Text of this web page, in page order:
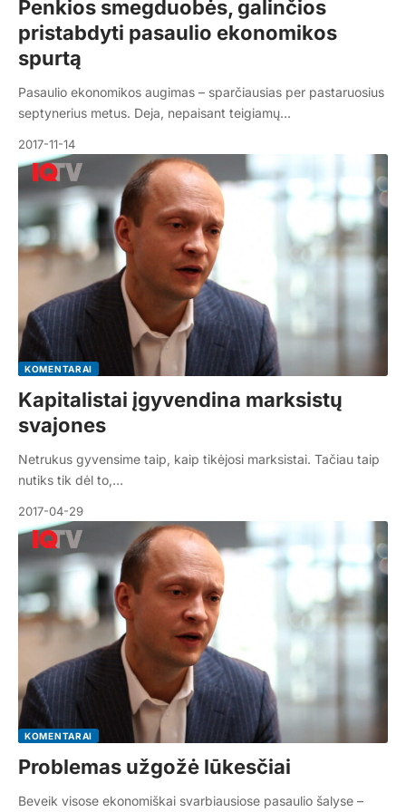
Penkios smegduobės, galinčios
pristabdyti pasaulio ekonomikos
spurtą
Pasaulio ekonomikos augimas – sparčiausias per pastaruosius
septynerius metus. Deja, nepaisant teigiamų…
2017-11-14
KOMENTARAI
Kapitalistai įgyvendina marksistų
svajones
Netrukus gyvensime taip, kaip tikėjosi marksistai. Tačiau taip
nutiks tik dėl to,…
2017-04-29
KOMENTARAI
Problemas užgožė lūkesčiai
Beveik visose ekonomiškai svarbiausiose pasaulio šalyse –